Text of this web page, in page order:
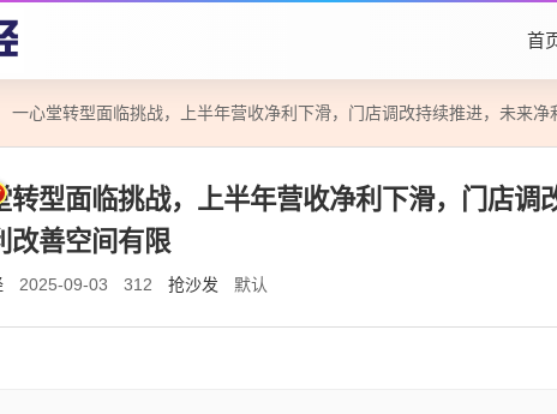
首
一心堂转型面临挑战，上半年营收净利下滑，门店调改持续推进，未来净
转型面临挑战，上半年营收净利下滑，门店调
改善空间有限
2025-09-03 312 抢沙发 默认